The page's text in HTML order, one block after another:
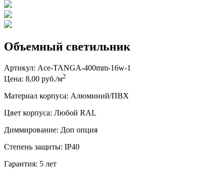
Объемный светильник
Артикул: Ace-TANGA-400mm-16w-1
Цена: 8,00 руб./м2
Материал корпуса: Алюминий/ПВХ
Цвет корпуса: Любой RAL
Диммирование: Доп опция
Степень защиты: IP40
Гарантия: 5 лет